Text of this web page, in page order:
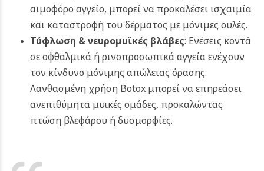
αιμοφόρο αγγείο, μπορεί να προκαλέσει ισχαιμία
και καταστροφή του δέρματος με μόνιμες ουλές.
Τύφλωση & νευρομυϊκές βλάβες: Ενέσεις κοντά
σε οφθαλμικά ή ρινοπροσωπικά αγγεία ενέχουν
τον κίνδυνο μόνιμης απώλειας όρασης.
Λανθασμένη χρήση Botox μπορεί να επηρεάσει
ανεπιθύμητα μυϊκές ομάδες, προκαλώντας
πτώση βλεφάρου ή δυσμορφίες.